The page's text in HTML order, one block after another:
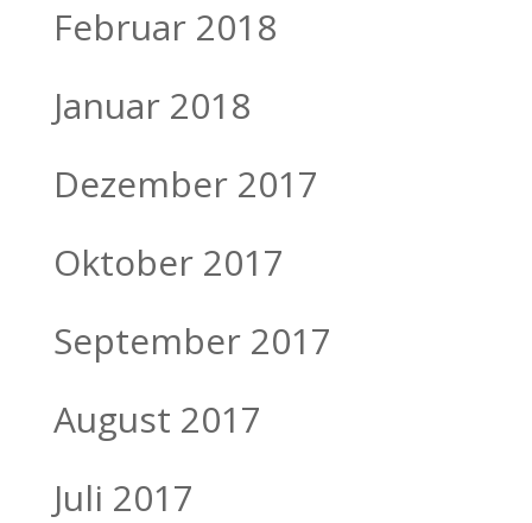
Februar 2018
Januar 2018
Dezember 2017
Oktober 2017
September 2017
August 2017
Juli 2017